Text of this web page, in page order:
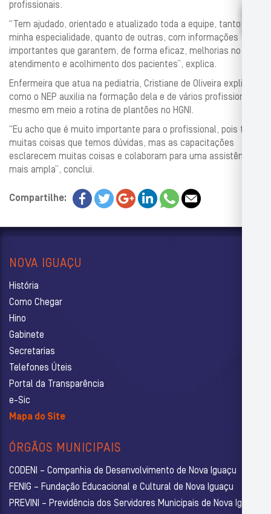
profissionais.
“Tem ajudado, orientado e atualizado toda a equipe, tanto da
minha especialidade, quanto de outras, com informações
importantes que garantem, de forma eficaz, melhorias no
atendimento e acolhimento dos pacientes”, explica.
Enfermeira que atua na pediatria, Cristiane de Oliveira explica
como o NEP auxilia na formação dela e de vários profissionais,
mesmo em meio a rotina de plantões no HGNI.
“Eu acho que é muito importante para o profissional, pois têm
muitas coisas que temos dúvidas, mas as capacitações
esclarecem muitas coisas e colaboram para uma assistência
mais ampla”, conclui.
Compartilhe:
NOVA IGUAÇU
História
Como Chegar
Hino
Gabinete
Secretarias
Telefones Úteis
Portal da Transparência
e-Sic
Mapa do Site
ÓRGÃOS MUNICIPAIS
CODENI – Companhia de Desenvolvimento de Nova Iguaçu
FENIG – Fundação Educacional e Cultural de Nova Iguaçu
PREVINI – Previdência dos Servidores Municipais de Nova Iguaçu